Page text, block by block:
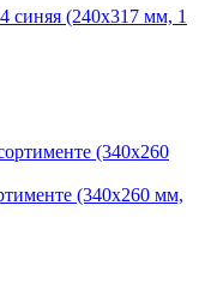
синяя (240x317 мм, 1
(340x260 мм,